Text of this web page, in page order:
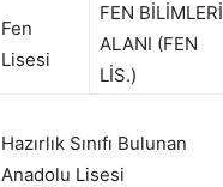
Fen
Lisesi
FEN BİLİMLERİ
ALANI (FEN
LİS.)
Hazırlık Sınıfı Bulunan
Anadolu Lisesi